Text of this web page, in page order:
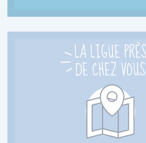
LA LIGUE PRÈS
DE CHEZ VOUS